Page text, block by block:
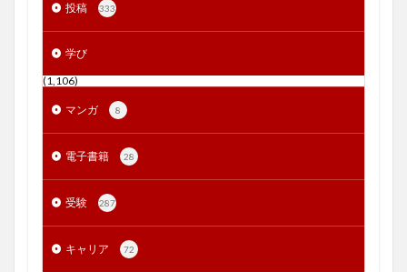
投稿 333
学び
(1,106)
マンガ 8
電子書籍 28
受験 287
キャリア 72